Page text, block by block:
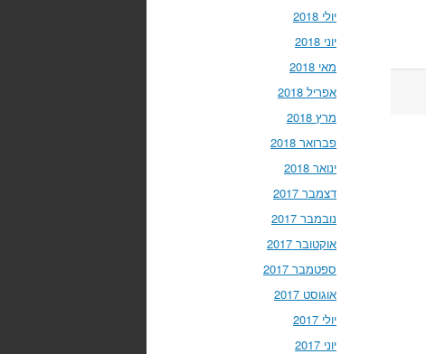
יולי 2018
יוני 2018
מאי 2018
אפריל 2018
מרץ 2018
פברואר 2018
ינואר 2018
דצמבר 2017
נובמבר 2017
אוקטובר 2017
ספטמבר 2017
אוגוסט 2017
יולי 2017
יוני 2017